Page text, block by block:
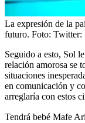
La expresión de la
futuro. Foto: Twitter:
Seguido a esto, Sol
relación amorosa se
situaciones
en comunicación y
arreglaría con estos
Tendrá bebé Mafe